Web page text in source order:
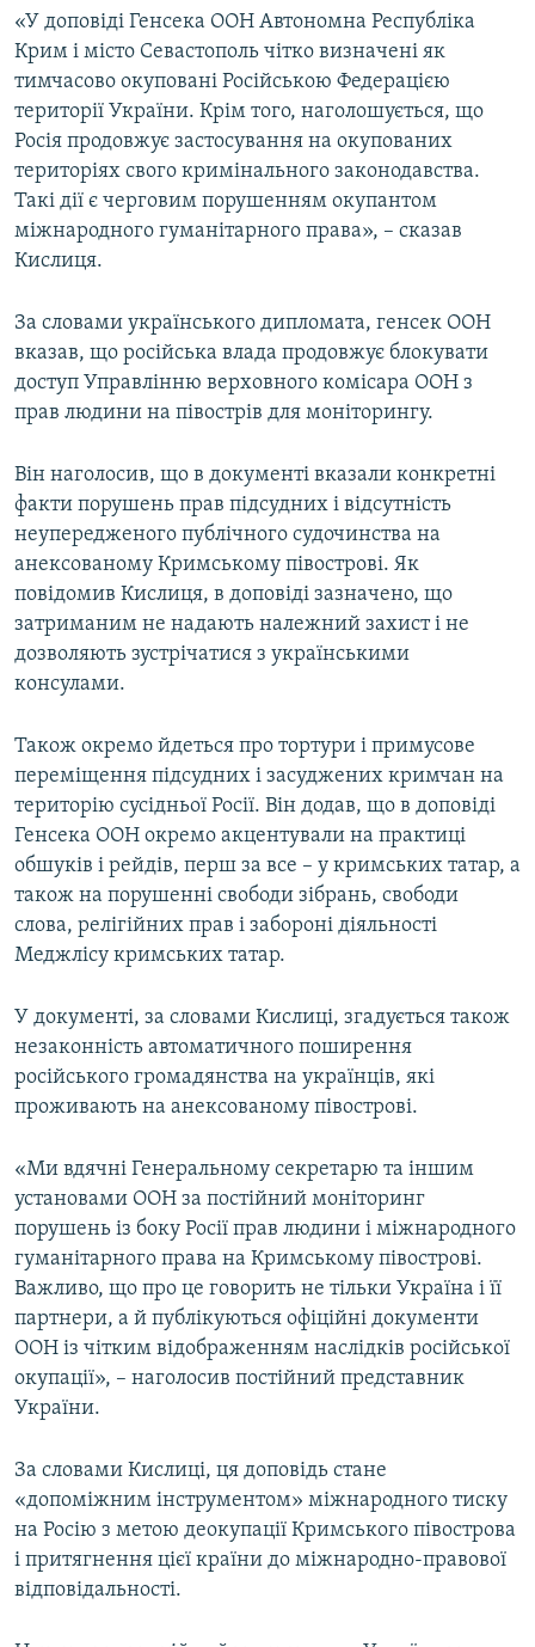
«У доповіді Генсека ООН Автономна Республіка
Крим і місто Севастополь чітко визначені як
тимчасово окуповані Російською Федерацією
території України. Крім того, наголошується, що
Росія продовжує застосування на окупованих
територіях свого кримінального законодавства.
Такі дії є черговим порушенням окупантом
міжнародного гуманітарного права», – сказав
Кислиця.
За словами українського дипломата, генсек ООН
вказав, що російська влада продовжує блокувати
доступ Управлінню верховного комісара ООН з
прав людини на півострів для моніторингу.
Він наголосив, що в документі вказали конкретні
факти порушень прав підсудних і відсутність
неупередженого публічного судочинства на
анексованому Кримському півострові. Як
повідомив Кислиця, в доповіді зазначено, що
затриманим не надають належний захист і не
дозволяють зустрічатися з українськими
консулами.
Також окремо йдеться про тортури і примусове
переміщення підсудних і засуджених кримчан на
територію сусідньої Росії. Він додав, що в доповіді
Генсека ООН окремо акцентували на практиці
обшуків і рейдів, перш за все – у кримських татар, а
також на порушенні свободи зібрань, свободи
слова, релігійних прав і забороні діяльності
Меджлісу кримських татар.
У документі, за словами Кислиці, згадується також
незаконність автоматичного поширення
російського громадянства на українців, які
проживають на анексованому півострові.
«Ми вдячні Генеральному секретарю та іншим
установами ООН за постійний моніторинг
порушень із боку Росії прав людини і міжнародного
гуманітарного права на Кримському півострові.
Важливо, що про це говорить не тільки Україна і її
партнери, а й публікуються офіційні документи
ООН із чітким відображенням наслідків російської
окупації», – наголосив постійний представник
України.
За словами Кислиці, ця доповідь стане
«допоміжним інструментом» міжнародного тиску
на Росію з метою деокупації Кримського півострова
і притягнення цієї країни до міжнародно-правової
відповідальності.